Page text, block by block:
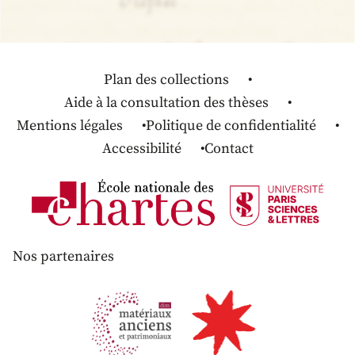
Plan des collections
Aide à la consultation des thèses
Mentions légales
Politique de confidentialité
Accessibilité
Contact
Nos partenaires